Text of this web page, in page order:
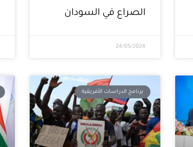
الصراع في السودان
24/05/2024
برنامج الدراسات الأفريقية